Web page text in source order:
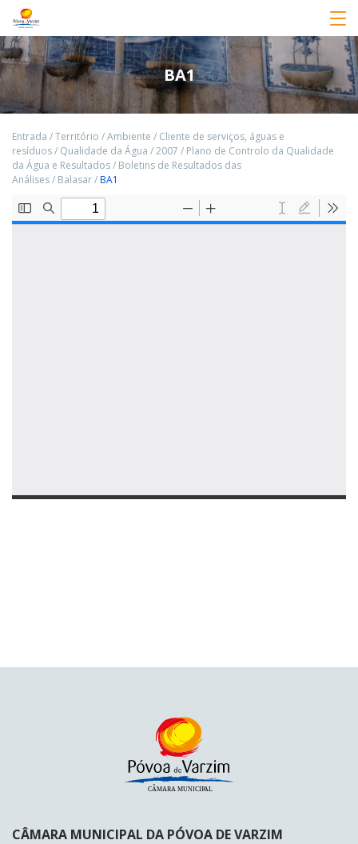
BA1
Entrada /Território /Ambiente / Cliente de serviços, águas e
resíduos/ Qualidade da Água /2007 / Plano de Controlo da Qualidade
da Água e Resultados/ Boletins de Resultados das
Análises/ Balasar/BA1
CÂMARA MUNICIPAL DA PÓVOA DE VARZIM